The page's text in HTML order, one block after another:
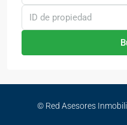
© Red Asesores